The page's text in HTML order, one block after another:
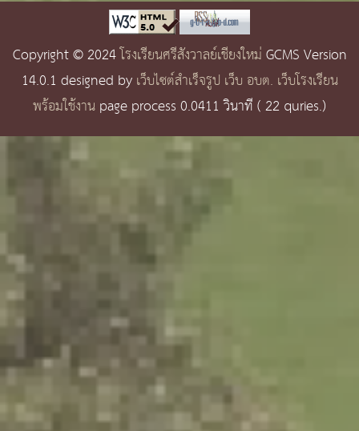
Copyright © 2024โรงเรียนศรีสังวาลย์เชียงใหม่GCMS Version
14.0.1 designed byเว็บไซต์สำเร็จรูป เว็บ อบต. เว็บโรงเรียน
พร้อมใช้งานpage process0.0411วินาที (22 quries.)